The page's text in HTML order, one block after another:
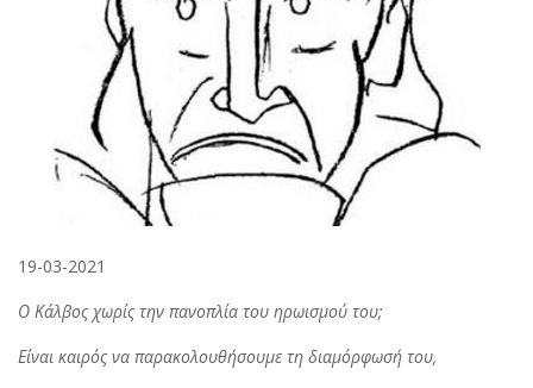
19-03-2021
Ο Κάλβος χωρίς την πανοπλία του ηρωισμού του;
Είναι καιρός να παρακολουθήσουμε τη διαμόρφωσή του,